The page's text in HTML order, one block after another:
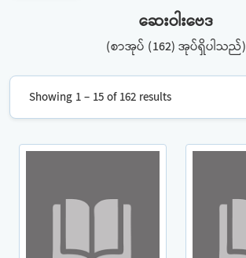
ဆေးဝါးဗေဒ
(စာအုပ် (162) အုပ်ရှိပါသည်)
Showing 1 – 15 of 162 results